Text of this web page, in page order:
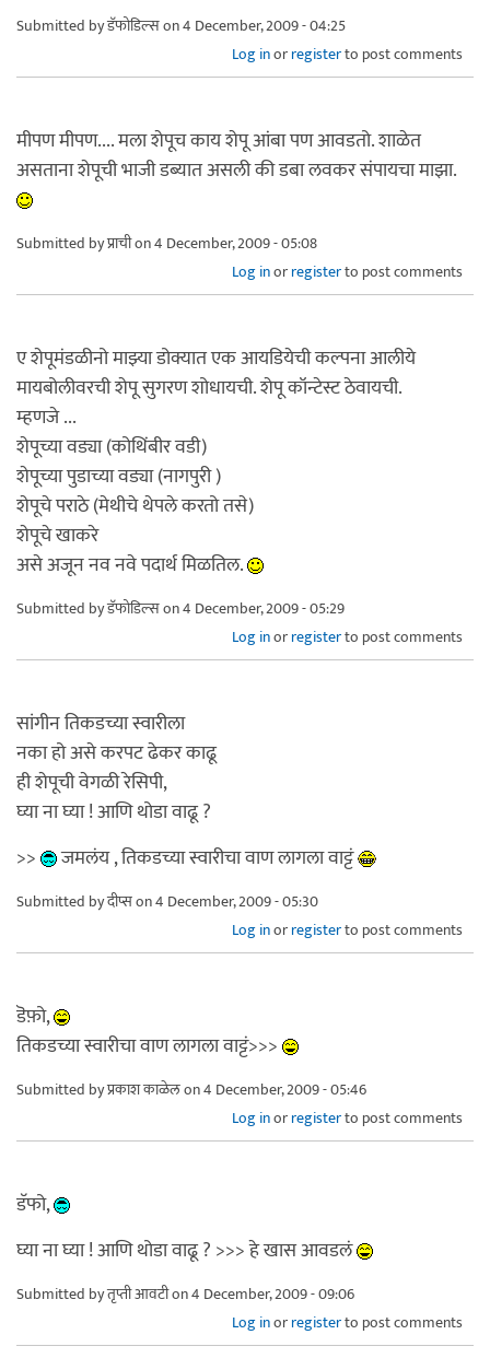
Submitted byडॅफोडिल्सon 4 December, 2009 - 04:25
Log inorregisterto post comments
मीपण मीपण.... मला शेपूच काय शेपू आंबा पण आवडतो. शाळेत
असताना शेपूची भाजी डब्यात असली की डबा लवकर संपायचा माझा.
Submitted byप्राचीon 4 December, 2009 - 05:08
Log inorregisterto post comments
ए शेपूमंडळीनो माझ्या डोक्यात एक आयडियेची कल्पना आलीये
मायबोलीवरची शेपू सुगरण शोधायची. शेपू कॉन्टेस्ट ठेवायची.
म्हणजे ...
शेपूच्या वड्या (कोथिंबीर वडी)
शेपूच्या पुडाच्या वड्या (नागपुरी )
शेपूचे पराठे (मेथीचे थेपले करतो तसे)
शेपूचे खाकरे
असे अजून नव नवे पदार्थ मिळतिल.
Submitted byडॅफोडिल्सon 4 December, 2009 - 05:29
Log inorregisterto post comments
सांगीन तिकडच्या स्वारीला
नका हो असे करपट ढेकर काढू
ही शेपूची वेगळी रेसिपी,
घ्या ना घ्या ! आणि थोडा वाढू ?
>>
जमलंय , तिकडच्या स्वारीचा वाण लागला वाट्टं
Submitted byदीप्सon 4 December, 2009 - 05:30
Log inorregisterto post comments
डॆफ़ो,
तिकडच्या स्वारीचा वाण लागला वाट्टं>>>
Submitted byप्रकाश काळेलon 4 December, 2009 - 05:46
Log inorregisterto post comments
डॅफो,
घ्या ना घ्या ! आणि थोडा वाढू ? >>> हे खास आवडलं
Submitted byतृप्ती आवटीon 4 December, 2009 - 09:06
Log inorregisterto post comments